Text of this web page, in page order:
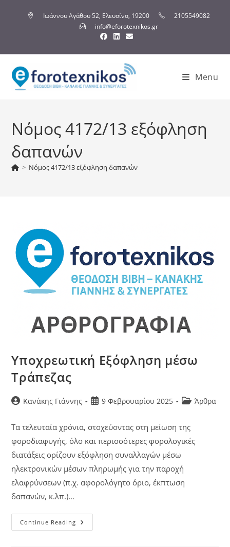
Ιωάννου Αγάθου 52, Ελευσίνα, 19200
2105549082
info@eforotexnikos.gr
Menu
Νόμος 4172/13 εξόφληση
δαπανών
> Νόμος 4172/13 εξόφληση δαπανών
Υποχρεωτική Εξόφληση μέσω
Τράπεζας
Κανάκης Γιάννης 9 Φεβρουαρίου 2025 Άρθρα
Τα τελευταία χρόνια, στοχεύοντας στη μείωση της
φοροδιαφυγής, όλο και περισσότερες φορολογικές
διατάξεις ορίζουν εξόφληση συναλλαγών μέσω
ηλεκτρονικών μέσων πληρωμής για την παροχή
ελαφρύνσεων (π.χ. αφορολόγητο όριο, έκπτωση
δαπανών, κ.λπ.)…
Continue Reading